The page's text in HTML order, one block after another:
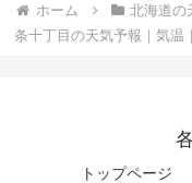
ホーム 北海道の
条十丁目の天気予報｜気温
トップページ